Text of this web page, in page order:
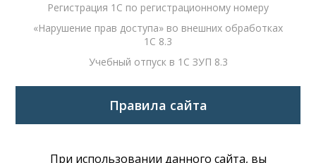
Регистрация 1С по регистрационному номеру
«Нарушение прав доступа» во внешних обработках
1С 8.3
Учебный отпуск в 1С ЗУП 8.3
Правила сайта
При использовании данного сайта, вы